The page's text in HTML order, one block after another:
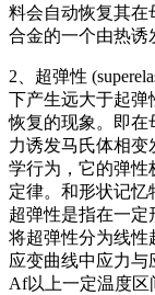
料会自动恢复其在
合金的一个由热诱
2、超弹性
下产生远大于起弹
恢复的现象。即在
力诱发马氏体相变
学行为，它的弹性
定律。和形状记忆
超弹性是指在一
将超弹性分为线性
应变曲线中应力与
Af以上一定温度区